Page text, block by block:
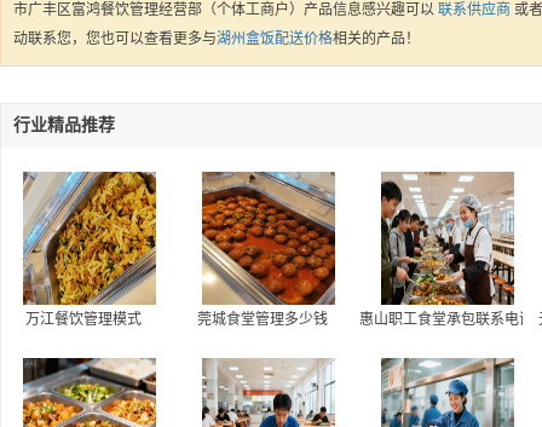
市广丰区富鸿餐饮管理经营部（个体工商户）产品信息感兴趣可以 联系供应商 或
动联系您，您也可以查看更多与湖州盒饭配送价格相关的产品！
行业精品推荐
万江餐饮管理模式 莞城食堂管理多少钱 惠山职工食堂承包联系电话